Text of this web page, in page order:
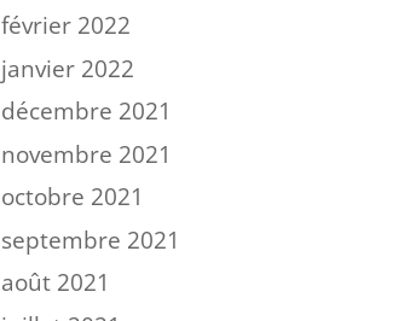
février 2022
janvier 2022
décembre 2021
novembre 2021
octobre 2021
septembre 2021
août 2021